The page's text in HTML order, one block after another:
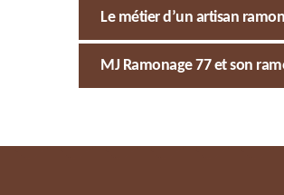
Le métier d’un artisan
MJ Ramonage 77 et son